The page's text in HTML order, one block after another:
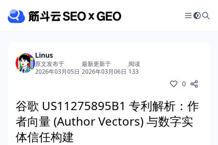
Linus
原文发布于
2026年03月05日/最新更新于
2026年03月06日/阅读
133
0
谷歌 US11275895B1 专利解析：作
者向量 (Author Vectors) 与数字实
体信任构建